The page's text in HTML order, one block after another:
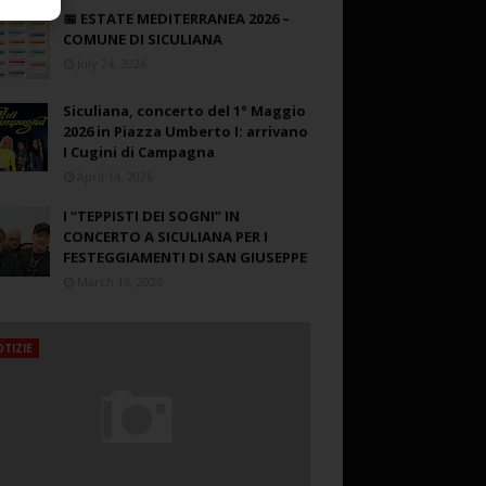
📅 ESTATE MEDITERRANEA 2026 –
COMUNE DI SICULIANA
Siculiana, concerto del 1° Maggio
2026 in Piazza Umberto I: arrivano
I Cugini di Campagna
I “TEPPISTI DEI SOGNI” IN
CONCERTO A SICULIANA PER I
FESTEGGIAMENTI DI SAN GIUSEPPE